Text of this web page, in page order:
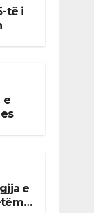
të i
e
e